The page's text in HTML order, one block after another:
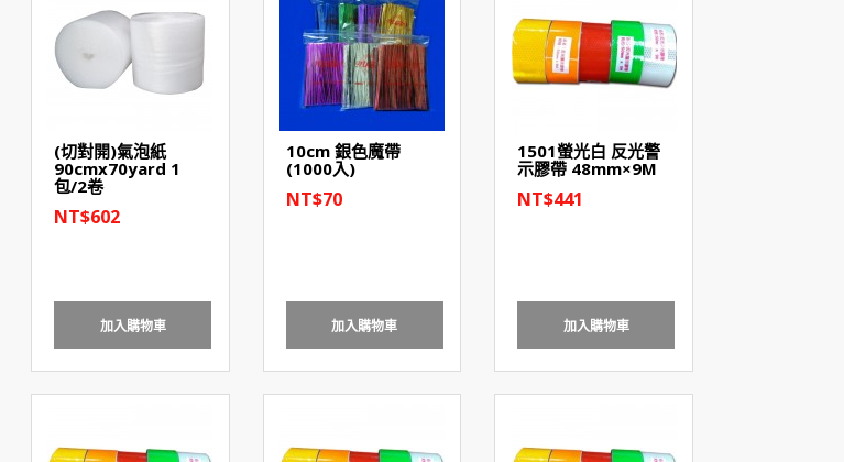
(切對開)氣泡紙
90cmx70yard 1
包/2卷
NT$602
加入購物車
10cm 銀色魔帶
(1000入)
NT$70
加入購物車
1501螢光白 反光警
示膠帶 48mm×9M
NT$441
加入購物車